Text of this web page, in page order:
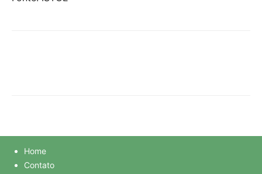
Home
Contato